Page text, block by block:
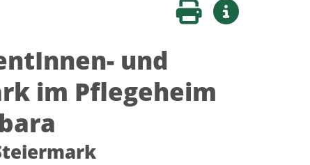
Seite druckenWeitere Infos
und
im Pflegeheim